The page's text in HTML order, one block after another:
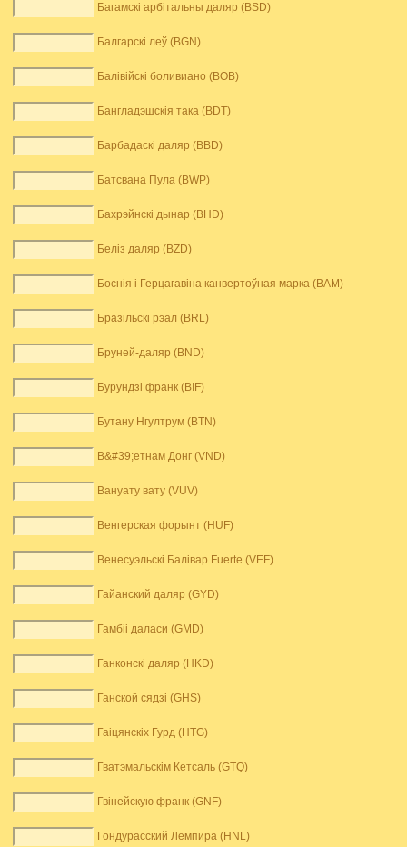
Багамскі арбітальны даляр (BSD)
Балгарскі леў (BGN)
Балівійскі боливиано (BOB)
Бангладэшскія така (BDT)
Барбадаскі даляр (BBD)
Батсвана Пула (BWP)
Бахрэйнскі дынар (BHD)
Беліз даляр (BZD)
Боснія і Герцагавіна канвертоўная марка (BAM)
Бразільскі рэал (BRL)
Бруней-даляр (BND)
Бурундзі франк (BIF)
Бутану Нгултрум (BTN)
В&#39;етнам Донг (VND)
Вануату вату (VUV)
Венгерская форынт (HUF)
Венесуэльскі Балівар Fuerte (VEF)
Гайанский даляр (GYD)
Гамбіі даласи (GMD)
Ганконскі даляр (HKD)
Ганской сядзі (GHS)
Гаіцянскіх Гурд (HTG)
Гватэмальскім Кетсаль (GTQ)
Гвінейскую франк (GNF)
Гондурасский Лемпира (HNL)